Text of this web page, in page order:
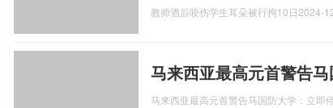
教师酒后咬伤学生耳朵被行拘10日2024-
马来西亚最高元首警告
马来西亚最高元首警告马国防大学：立即